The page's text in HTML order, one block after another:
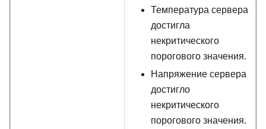
Температура сервера
достигла
некритического
порогового значения.
Напряжение сервера
достигло
некритического
порогового значения.